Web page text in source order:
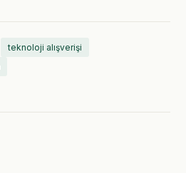
teknoloji alışverişi